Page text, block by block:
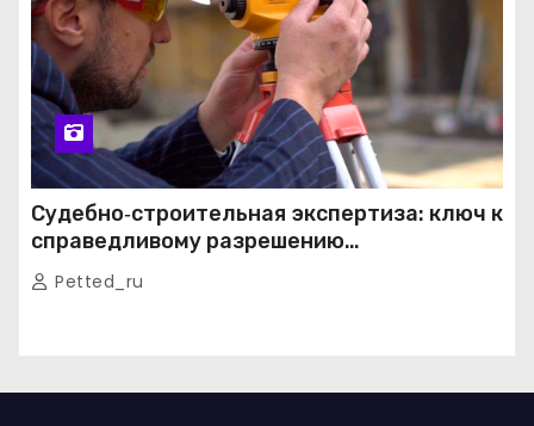
Судебно‑строительная экспертиза: ключ к
справедливому разрешению
строительных споров
Petted_ru